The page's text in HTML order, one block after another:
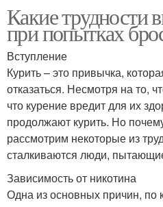
Какие трудности
при попытках
Вступление
Курить – это привычка,
отказаться. Несмотря на то,
что курение вредит для их
продолжают курить. Но
рассмотрим некоторые из
сталкиваются люди,
Зависимость от никотина
Одна из основных причин,